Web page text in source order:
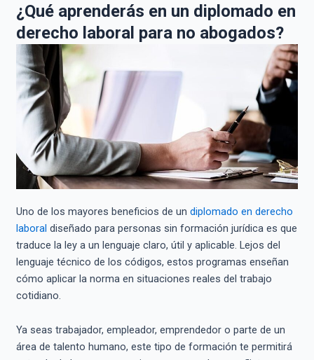
¿Qué aprenderás en un diplomado en
derecho laboral para no abogados?
Uno de los mayores beneficios de un diplomado en derecho
laboral diseñado para personas sin formación jurídica es que
traduce la ley a un lenguaje claro, útil y aplicable. Lejos del
lenguaje técnico de los códigos, estos programas enseñan
cómo aplicar la norma en situaciones reales del trabajo
cotidiano.
Ya seas trabajador, empleador, emprendedor o parte de un
área de talento humano, este tipo de formación te permitirá